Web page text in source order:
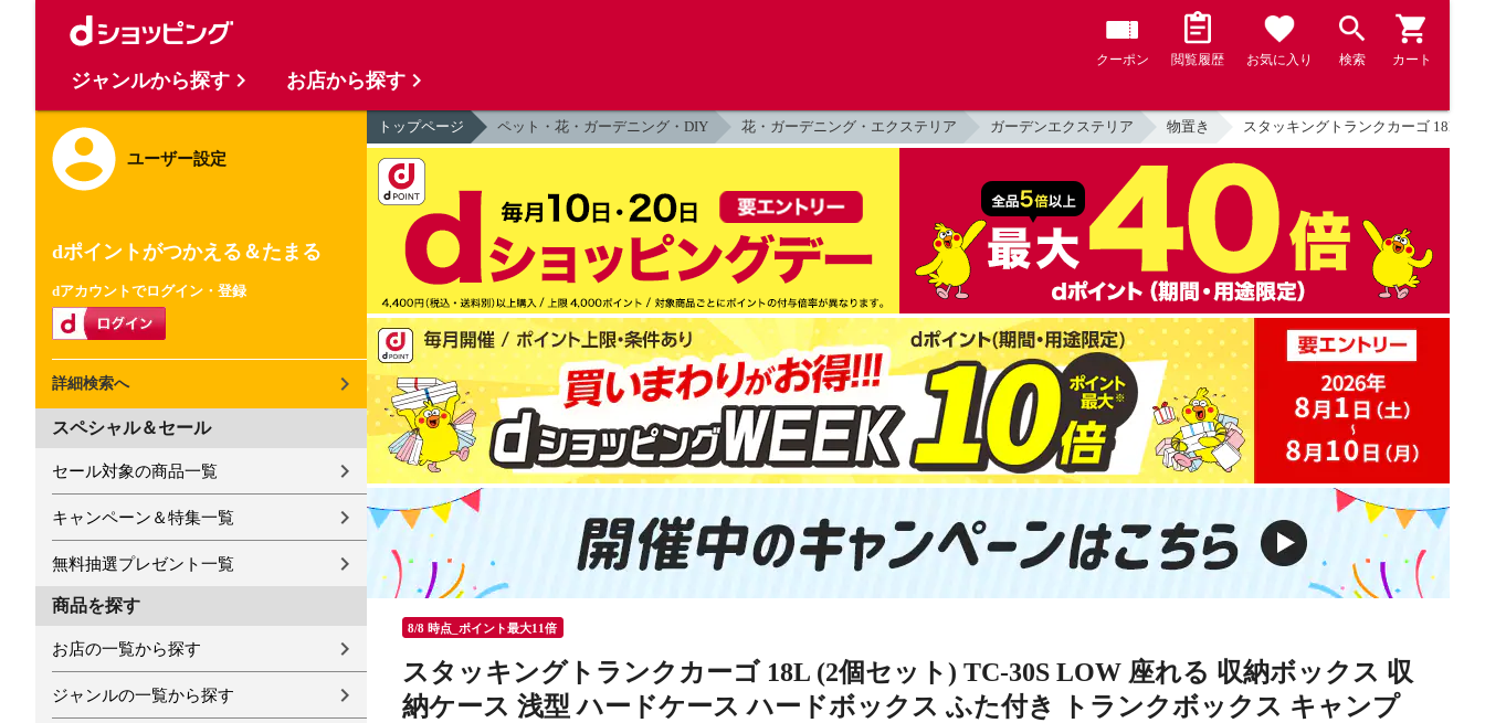
クーポン 閲覧履歴 お気に入り 検索 カート
ユーザー設定
dポイントがつかえる＆たまる
dアカウントでログイン・登録
詳細検索へ
スペシャル＆セール
セール対象の商品一覧
キャンペーン＆特集一覧
無料抽選プレゼント一覧
商品を探す
お店の一覧から探す
ジャンルの一覧から探す
トップページ ペット・花・ガーデニング・DIY 花・ガーデニング・エクステリア ガーデンエクステリア 物置き スタッキングトランクカーゴ 18L (2
8/8 時点_ポイント最大11倍
スタッキングトランクカーゴ 18L (2個セット) TC-30S LOW 座れる 収納ボックス 収
納ケース 浅型 ハードケース ハードボックス ふた付き トランクボックス キャンプ
ジャンルから探す お店から探す